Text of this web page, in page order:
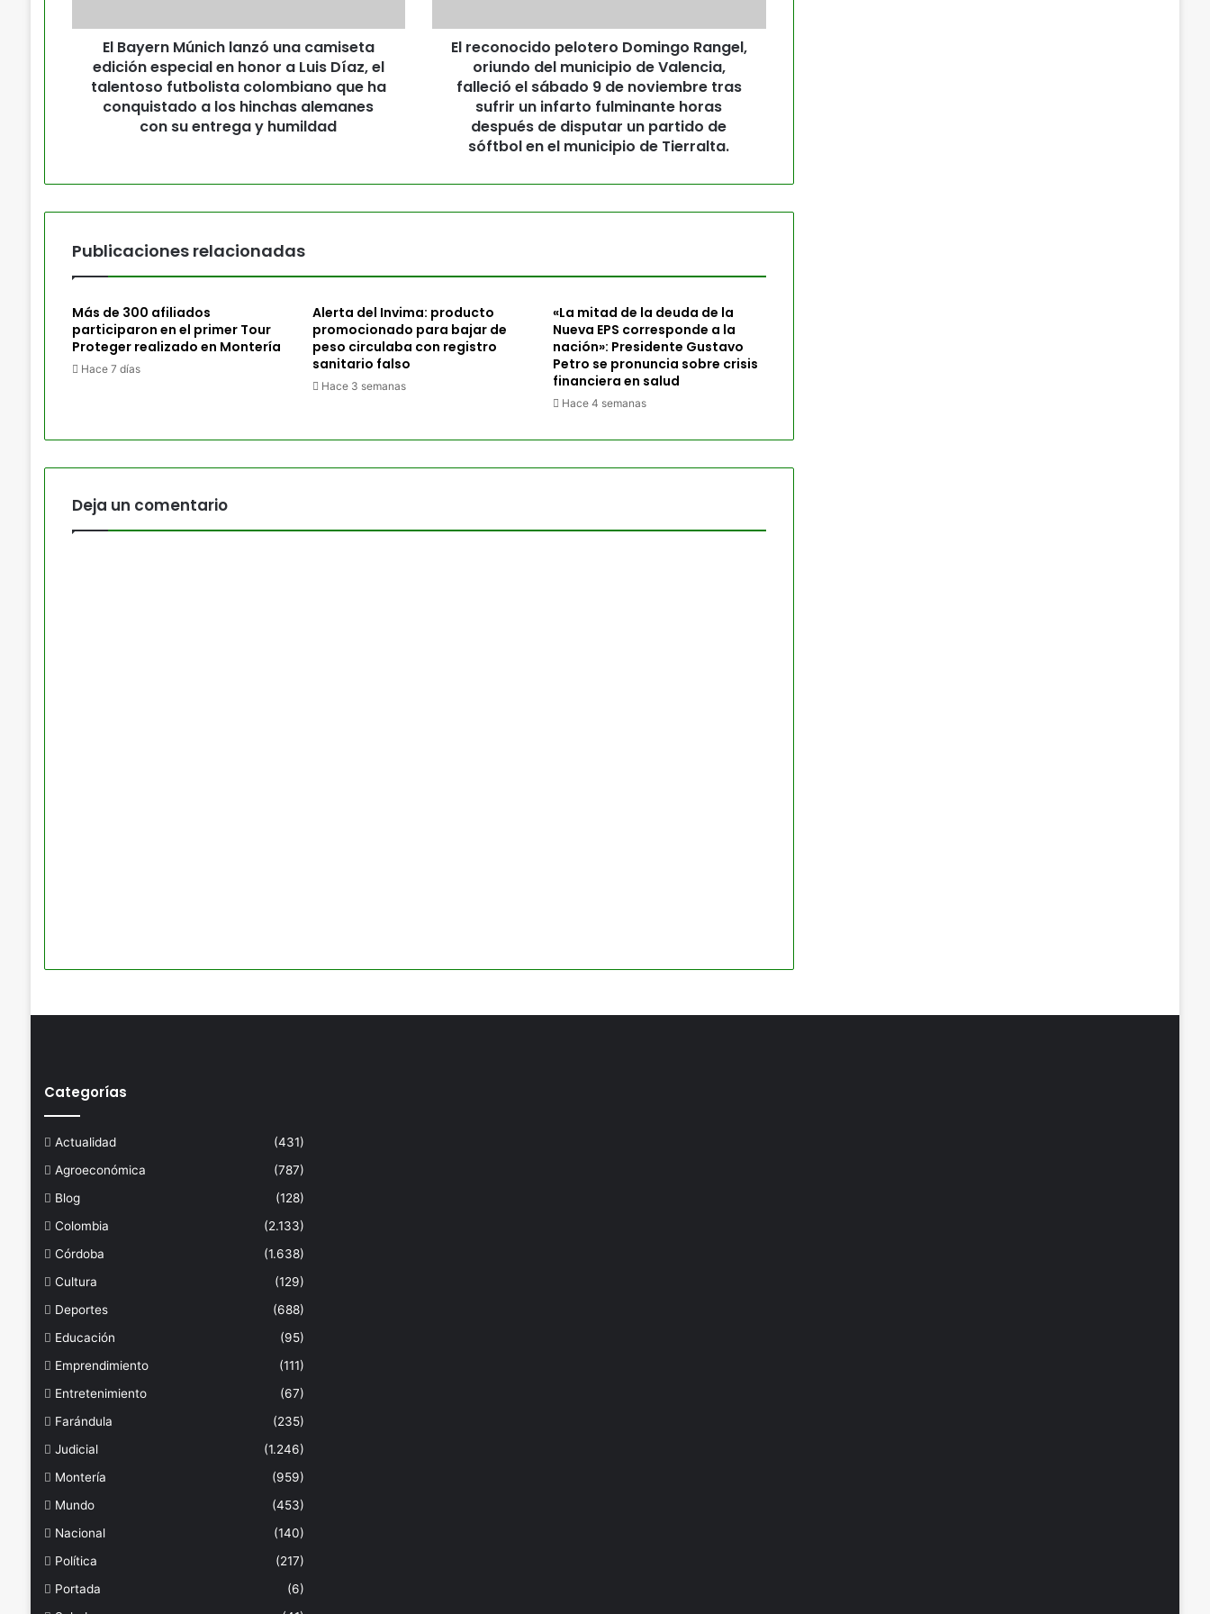
El Bayern Múnich lanzó una camiseta
edición especial en honor a Luis Díaz, el
talentoso futbolista colombiano que ha
conquistado a los hinchas alemanes
con su entrega y humildad
El reconocido pelotero Domingo Rangel,
oriundo del municipio de Valencia,
falleció el sábado 9 de noviembre tras
sufrir un infarto fulminante horas
después de disputar un partido de
sóftbol en el municipio de Tierralta.
Publicaciones relacionadas
Más de 300 afiliados
participaron en el primer Tour
Proteger realizado en Montería
Hace 7 días
Alerta del Invima: producto
promocionado para bajar de
peso circulaba con registro
sanitario falso
Hace 3 semanas
«La mitad de la deuda de la
Nueva EPS corresponde a la
nación»: Presidente Gustavo
Petro se pronuncia sobre crisis
financiera en salud
Hace 4 semanas
Deja un comentario
Categorías
Actualidad
(431)
Agroeconómica
(787)
Blog
(128)
Colombia
(2.133)
Córdoba
(1.638)
Cultura
(129)
Deportes
(688)
Educación
(95)
Emprendimiento
(111)
Entretenimiento
(67)
Farándula
(235)
Judicial
(1.246)
Montería
(959)
Mundo
(453)
Nacional
(140)
Política
(217)
Portada
(6)